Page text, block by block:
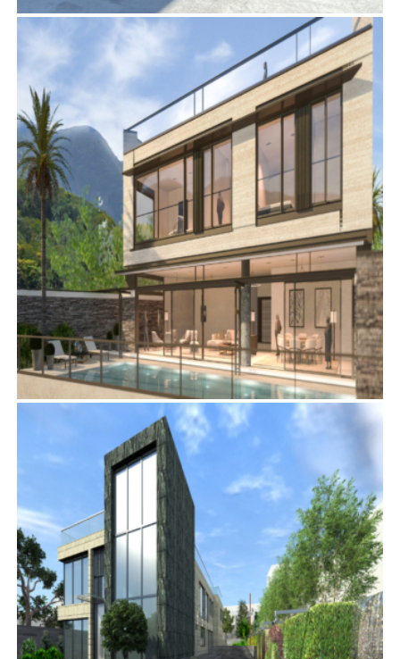
大埔道8513號
項目管理